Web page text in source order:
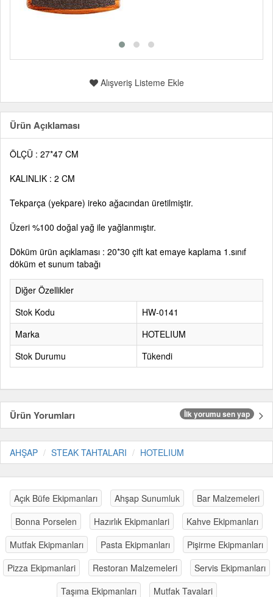
Alışveriş Listeme Ekle
Ürün Açıklaması
ÖLÇÜ : 27*47 CM
KALINLIK : 2 CM
Tekparça (yekpare) ireko ağacından üretilmiştir.
Üzeri %100 doğal yağ ile yağlanmıştır.
Döküm ürün açıklaması : 20*30 çift kat emaye kaplama 1.sınıf
döküm et sunum tabağı
Diğer Özellikler
Stok Kodu
HW-0141
Marka
HOTELIUM
Stok Durumu
Tükendi
Ürün Yorumları İlk yorumu sen yap
AHŞAP STEAK TAHTALARI HOTELIUM
Açık Büfe Ekipmanları Ahşap Sunumluk
Bar Malzemeleri
Bonna Porselen
Hazırlık Ekipmanlari
Kahve Ekipmanları
Mutfak Ekipmanları
Pasta Ekipmanları
Pişirme Ekipmanları
Pizza Ekipmanlari
Restoran Malzemeleri
Servis Ekipmanları
Taşıma Ekipmanları
Mutfak Tavalari